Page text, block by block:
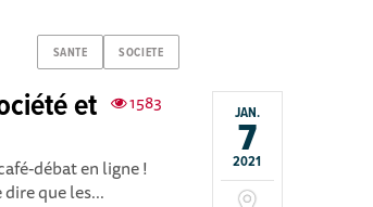
SANTE SOCIETE
JAN.
7
2021
1583
et
débat en ligne !
que les...